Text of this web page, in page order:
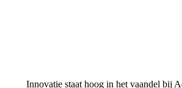
Innovatie staat hoog in het vaandel bij